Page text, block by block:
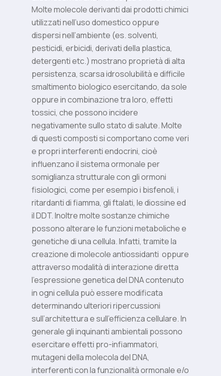
Molte molecole derivanti dai prodotti chimici
utilizzati nell’uso domestico oppure
dispersi nell’ambiente (es. solventi,
pesticidi, erbicidi, derivati della plastica,
detergenti etc.) mostrano proprietà di alta
persistenza, scarsa idrosolubilità e difficile
smaltimento biologico esercitando, da sole
oppure in combinazione tra loro, effetti
tossici, che possono incidere
negativamente sullo stato di salute. Molte
di questi composti si comportano come veri
e propri interferenti endocrini, cioè
influenzano il sistema ormonale per
somiglianza strutturale con gli ormoni
fisiologici, come per esempio i bisfenoli, i
ritardanti di fiamma, gli ftalati, le diossine ed
il DDT. Inoltre molte sostanze chimiche
possono alterare le funzioni metaboliche e
genetiche di una cellula. Infatti, tramite la
creazione di molecole antiossidanti oppure
attraverso modalità di interazione diretta
l’espressione genetica del DNA contenuto
in ogni cellula può essere modificata
determinando ulteriori ripercussioni
sull’architettura e sull’efficienza cellulare. In
generale gli inquinanti ambientali possono
esercitare effetti pro-infiammatori,
mutageni della molecola del DNA,
interferenti con la funzionalità ormonale e/o